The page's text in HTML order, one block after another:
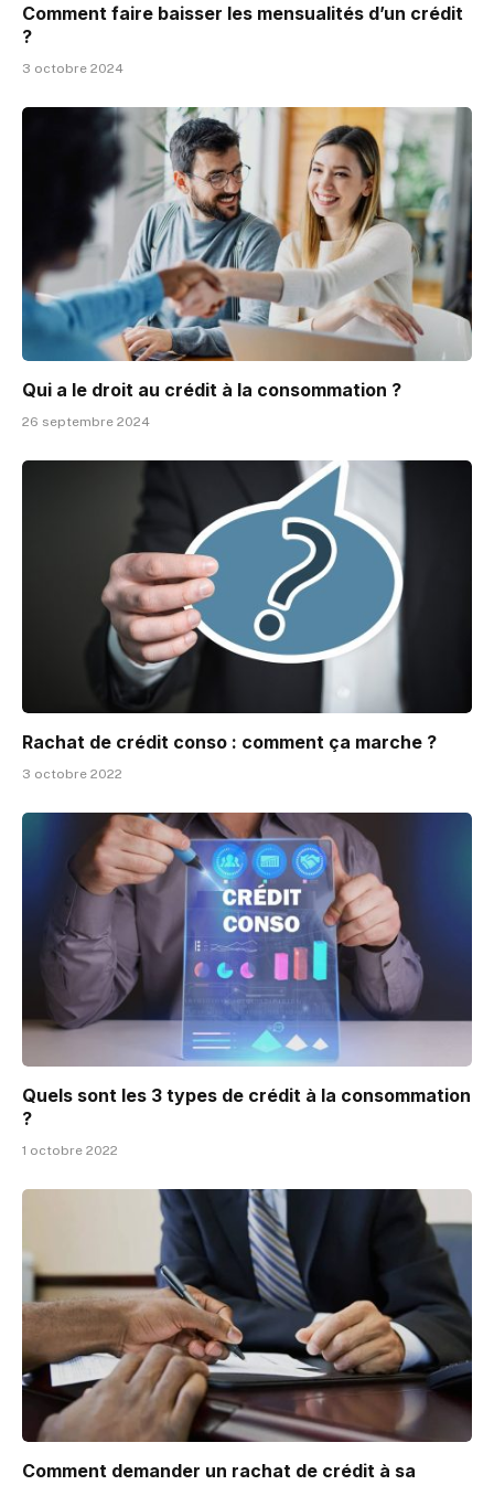
Comment faire baisser les mensualités d’un crédit
?
3 octobre 2024
Qui a le droit au crédit à la consommation ?
26 septembre 2024
Rachat de crédit conso : comment ça marche ?
3 octobre 2022
Quels sont les 3 types de crédit à la consommation
?
1 octobre 2022
Comment demander un rachat de crédit à sa